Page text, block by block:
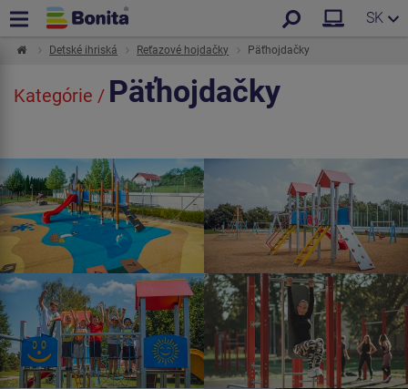
SK
Detské ihriská Reťazové hojdačky Päťhojdačky
Kategórie / Päťhojdačky